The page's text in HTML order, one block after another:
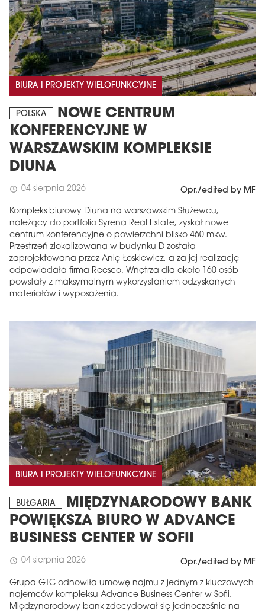
BIURA I PROJEKTY WIELOFUNKCYJNE
POLSKA
NOWE CENTRUM
KONFERENCYJNE W
WARSZAWSKIM KOMPLEKSIE
DIUNA
schedule 04 sierpnia 2026 Opr./edited by MF
Kompleks biurowy Diuna na warszawskim Służewcu,
należący do portfolio Syrena Real Estate, zyskał nowe
centrum konferencyjne o powierzchni blisko 460 mkw.
Przestrzeń zlokalizowana w budynku D została
zaprojektowana przez Anię Łoskiewicz, a za jej realizację
odpowiadała firma Reesco. Wnętrza dla około 160 osób
powstały z maksymalnym wykorzystaniem odzyskanych
materiałów i wyposażenia.
BIURA I PROJEKTY WIELOFUNKCYJNE
BUŁGARIA
MIĘDZYNARODOWY BANK
POWIĘKSZA BIURO W ADVANCE
BUSINESS CENTER W SOFII
schedule 04 sierpnia 2026 Opr./edited by MF
Grupa GTC odnowiła umowę najmu z jednym z kluczowych
najemców kompleksu Advance Business Center w Sofii.
Międzynarodowy bank zdecydował się jednocześnie na